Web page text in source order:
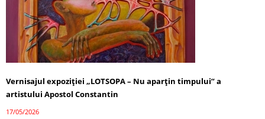
Vernisajul expoziției „LOTSOPA – Nu aparțin timpului” a
artistului Apostol Constantin
17/05/2026